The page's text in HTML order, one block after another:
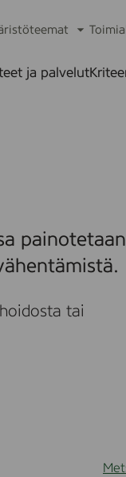
ja palvelut
painotetaan
tai